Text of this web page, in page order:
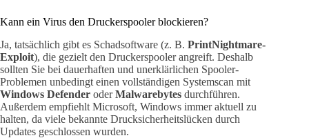
Kann ein Virus den Druckerspooler blockieren?
Ja, tatsächlich gibt es Schadsoftware (z. B. PrintNightmare-
Exploit), die gezielt den Druckerspooler angreift. Deshalb
sollten Sie bei dauerhaften und unerklärlichen Spooler-
Problemen unbedingt einen vollständigen Systemscan mit
Windows Defender oderMalwarebytes durchführen.
Außerdem empfiehlt Microsoft, Windows immer aktuell zu
halten, da viele bekannte Drucksicherheitslücken durch
Updates geschlossen wurden.